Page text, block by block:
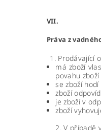
VII.
Práva z
Prodávající
má zboží
povahu
se zboží
zboží
je zboží v
zboží
2. V případě